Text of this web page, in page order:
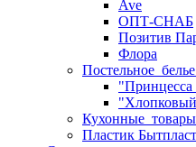
Ave
ОПТ-СНАБ
Позитив
Флора
Постельное_белье
Кухонные_товары
Пластик Бытпласт